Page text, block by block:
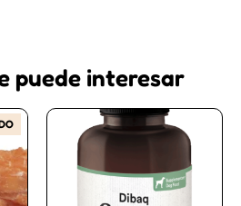
puede interesar